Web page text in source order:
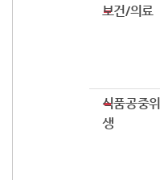
보건/의료
식품공중위
생